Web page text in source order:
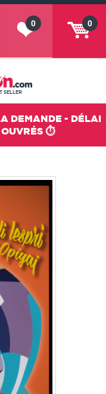
0
0
SELLER
DEMANDE - DÉLAI
OUVRÉS ⏱️